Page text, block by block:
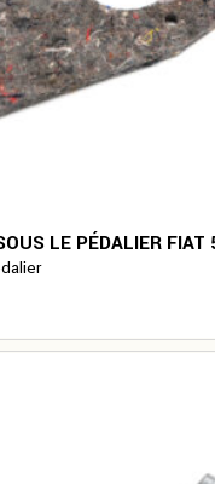
LE PÉDALIER